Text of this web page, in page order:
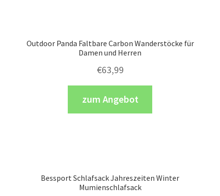
Outdoor Panda Faltbare Carbon Wanderstöcke für
Damen und Herren
€63,99
zum Angebot
Bessport Schlafsack Jahreszeiten Winter
Mumienschlafsack